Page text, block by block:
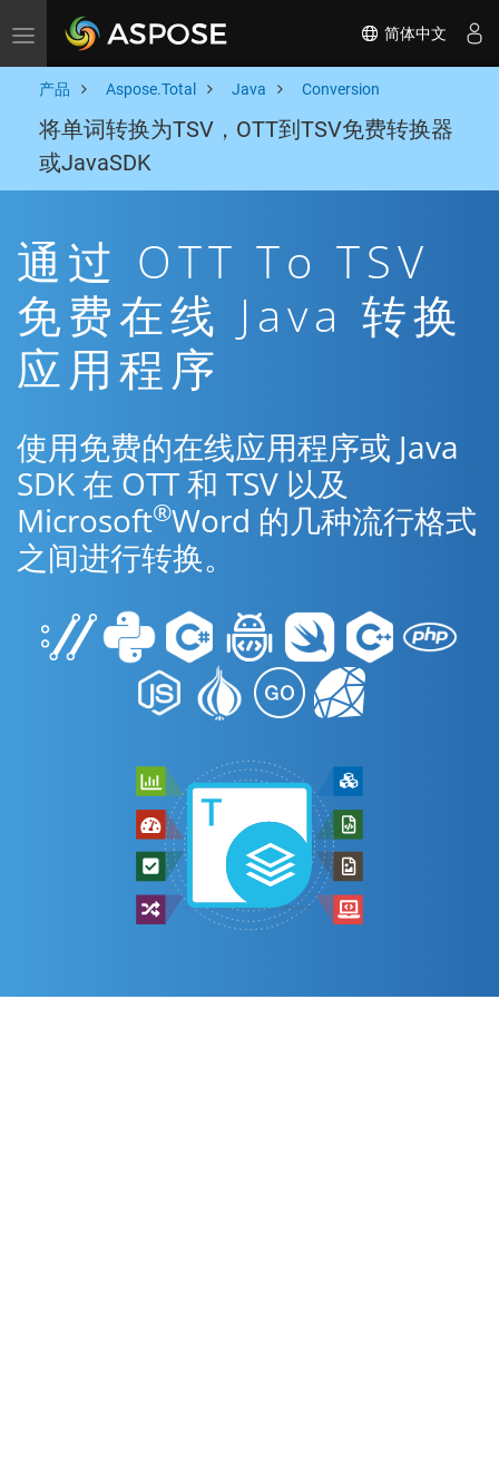
Toggle navigation 简体中文
产品 Aspose.Total Java Conversion
将单词转换为TSV，OTT到TSV免费转换器
或JavaSDK
通过 OTT To TSV
免费在线 Java 转换
应用程序
使用免费的在线应用程序或 Java
SDK 在 OTT 和 TSV 以及
Microsoft®Word 的几种流行格式
之间进行转换。